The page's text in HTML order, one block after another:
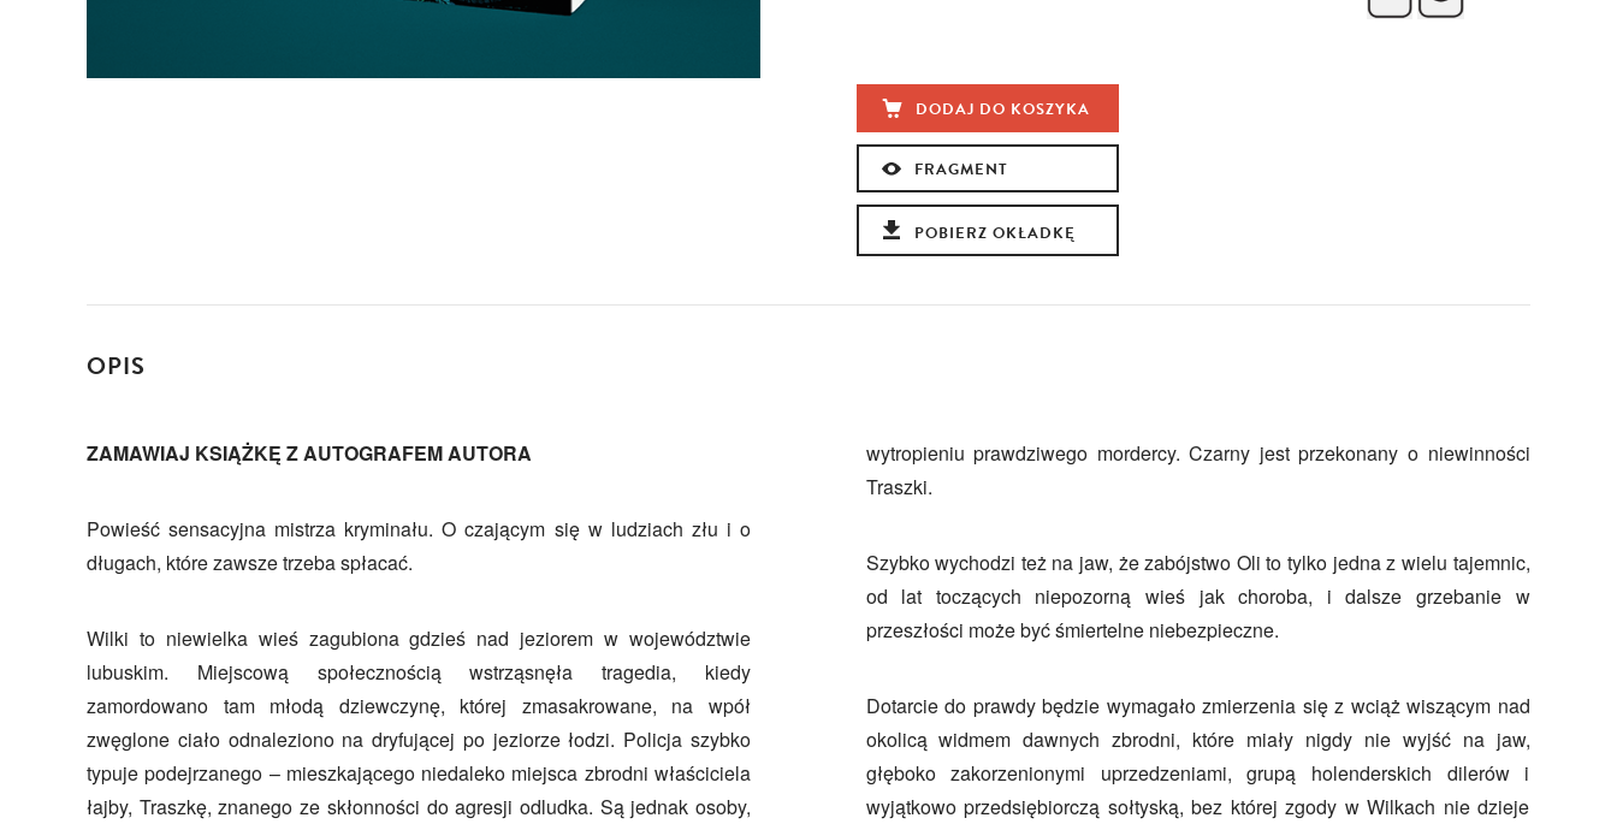
DODAJ DO KOSZYKA
FRAGMENT
POBIERZ OKŁADKĘ
OPIS
ZAMAWIAJ KSIĄŻKĘ Z AUTOGRAFEM AUTORA
Powieść sensacyjna mistrza kryminału. O czającym się w ludziach złu i o
długach, które zawsze trzeba spłacać.
Wilki to niewielka wieś zagubiona gdzieś nad jeziorem w województwie
lubuskim. Miejscową społecznością wstrząsnęła tragedia, kiedy
zamordowano tam młodą dziewczynę, której zmasakrowane, na wpół
zwęglone ciało odnaleziono na dryfującej po jeziorze łodzi. Policja szybko
typuje podejrzanego – mieszkającego niedaleko miejsca zbrodni właściciela
łajby, Traszkę, znanego ze skłonności do agresji odludka. Są jednak osoby,
wytropieniu prawdziwego mordercy. Czarny jest przekonany o niewinności
Traszki.
Szybko wychodzi też na jaw, że zabójstwo Oli to tylko jedna z wielu tajemnic,
od lat toczących niepozorną wieś jak choroba, i dalsze grzebanie w
przeszłości może być śmiertelne niebezpieczne.
Dotarcie do prawdy będzie wymagało zmierzenia się z wciąż wiszącym nad
okolicą widmem dawnych zbrodni, które miały nigdy nie wyjść na jaw,
głęboko zakorzenionymi uprzedzeniami, grupą holenderskich dilerów i
wyjątkowo przedsiębiorczą sołtyską, bez której zgody w Wilkach nie dzieje